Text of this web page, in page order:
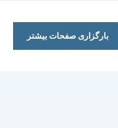
بارگزاری صفحات بیشتر